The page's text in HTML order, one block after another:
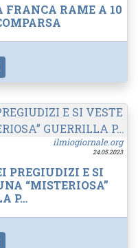
FRANCA RAME A 10
ilmiogiornale.org
24.05.2023
PREGIUDIZI E SI
“MISTERIOSA”
P…